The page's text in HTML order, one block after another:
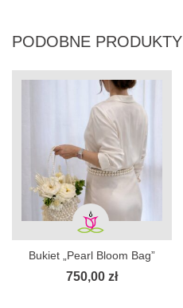
PODOBNE PRODUKTY
Bukiet „Pearl Bloom Bag”
750,00 zł